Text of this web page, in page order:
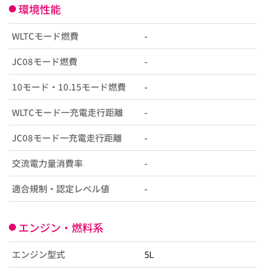
環境性能
WLTCモード燃費 -
JC08モード燃費 -
10モード・10.15モード燃費 -
WLTCモード一充電走行距離 -
JC08モード一充電走行距離 -
交流電力量消費率 -
適合規制・認定レベル値 -
エンジン・燃料系
エンジン型式 5L